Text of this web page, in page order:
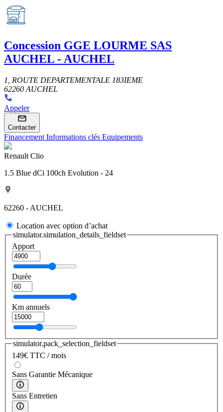
Concession GGE LOURME SAS
AUCHEL - AUCHEL
1, ROUTE DEPARTEMENTALE 183IEME
62260 AUCHEL
Appeler
Contacter
Financement Informations clés Equipements
Renault Clio
1.5 Blue dCi 100ch Evolution - 24
62260 - AUCHEL
Location avec option d’achat
simulator.simulation_details_fieldset
Apport
Durée
Km annuels
simulator.pack_selection_fieldset
149€ TTC / mois
Sans Garantie Mécanique
Sans Entretien